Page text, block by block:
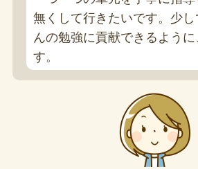
無くして行きたいです。少し
んの勉強に貢献できるように
す。